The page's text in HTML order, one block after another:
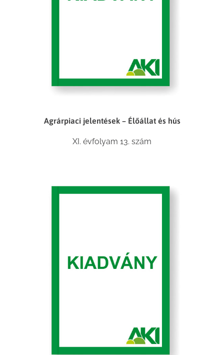
Agrárpiaci jelentések – Élőállat és hús
XI. évfolyam 13. szám